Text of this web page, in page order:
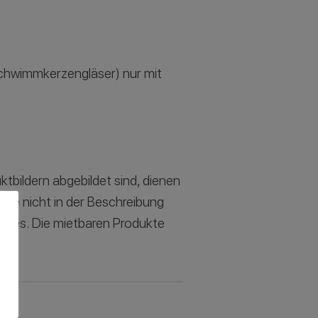
nur mit
abgebildet sind, dienen
nicht in der Beschreibung
Die mietbaren Produkte